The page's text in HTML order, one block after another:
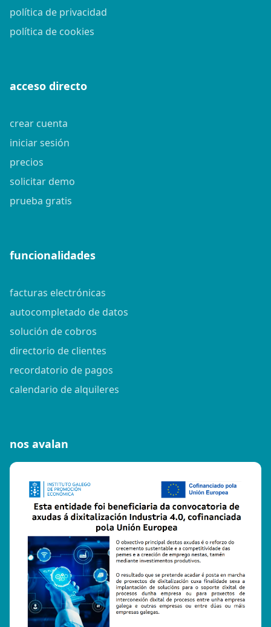
política de privacidad
política de cookies
acceso directo
crear cuenta
iniciar sesión
precios
solicitar demo
prueba gratis
funcionalidades
facturas electrónicas
autocompletado de datos
solución de cobros
directorio de clientes
recordatorio de pagos
calendario de alquileres
nos avalan